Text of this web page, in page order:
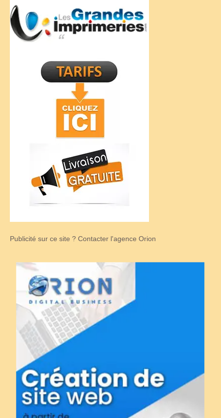
Publicité sur ce site ? Contacter l'agence Orion